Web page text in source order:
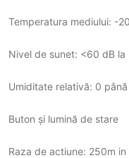
Temperatura mediului: -
Nivel de sunet: <60 dB la
Umiditate relativă: 0 până
Buton și lumină de stare
Raza de actiune: 250m